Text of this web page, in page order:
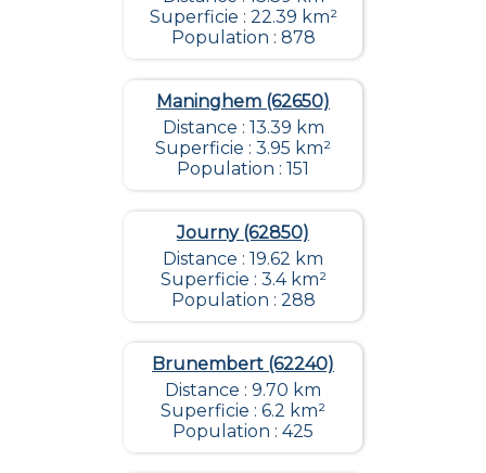
Superficie : 22.39 km²
Population : 878
Maninghem (62650)
Distance : 13.39 km
Superficie : 3.95 km²
Population : 151
Journy (62850)
Distance : 19.62 km
Superficie : 3.4 km²
Population : 288
Brunembert (62240)
Distance : 9.70 km
Superficie : 6.2 km²
Population : 425